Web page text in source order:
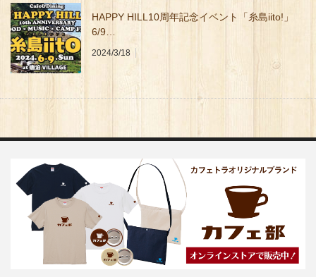
HAPPY HILL10周年記念イベント「糸島iito!」
6/9…
2024/3/18